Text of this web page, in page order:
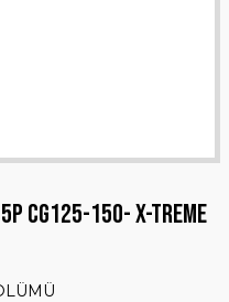
CG125-150- X-TREME